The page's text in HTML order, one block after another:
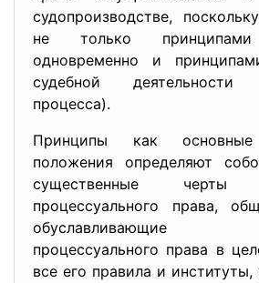
судопроизводстве,
не только
одновременно и
судебной деятельности
процесса).
Принципы как основные
положения определяют
существенные черты
процессуального права,
обуславливающие
процессуального права в
все его правила и